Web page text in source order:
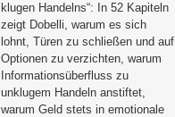
klugen Handelns“: In 52 Kapiteln
zeigt Dobelli, warum es sich
lohnt, Türen zu schließen und auf
Optionen zu verzichten, warum
Informationsüberfluss zu
unklugem Handeln anstiftet,
warum Geld stets in emotionale